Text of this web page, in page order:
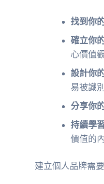
找到你
確立你
心價值
設計你
易被識
分享你
持續學
價值的
建立個人品牌需